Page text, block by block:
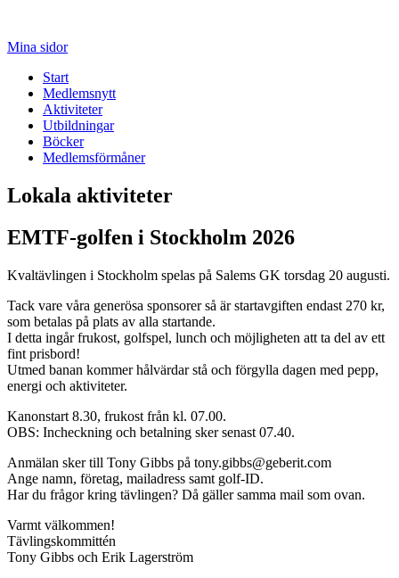
Mina sidor
Start
Medlemsnytt
Aktiviteter
Utbildningar
Böcker
Medlemsförmåner
Lokala aktiviteter
EMTF-golfen i Stockholm 2026
Kvaltävlingen i Stockholm spelas på Salems GK torsdag 20 augusti.
Tack vare våra generösa sponsorer så är startavgiften endast 270 kr,
som betalas på plats av alla startande.
I detta ingår frukost, golfspel, lunch och möjligheten att ta del av ett
fint prisbord!
Utmed banan kommer hålvärdar stå och förgylla dagen med pepp,
energi och aktiviteter.
Kanonstart 8.30, frukost från kl. 07.00.
OBS: Incheckning och betalning sker senast 07.40.
Anmälan sker till Tony Gibbs på tony.gibbs@geberit.com
Ange namn, företag, mailadress samt golf-ID.
Har du frågor kring tävlingen? Då gäller samma mail som ovan.
Varmt välkommen!
Tävlingskommittén
Tony Gibbs och Erik Lagerström